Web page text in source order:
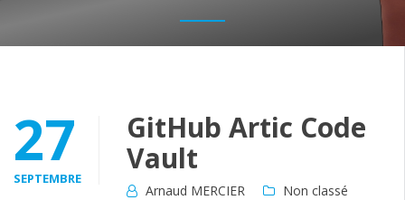
je
contacter
27
SEPTEMBRE
GitHub Artic Code
Vault
Arnaud MERCIER Non classé